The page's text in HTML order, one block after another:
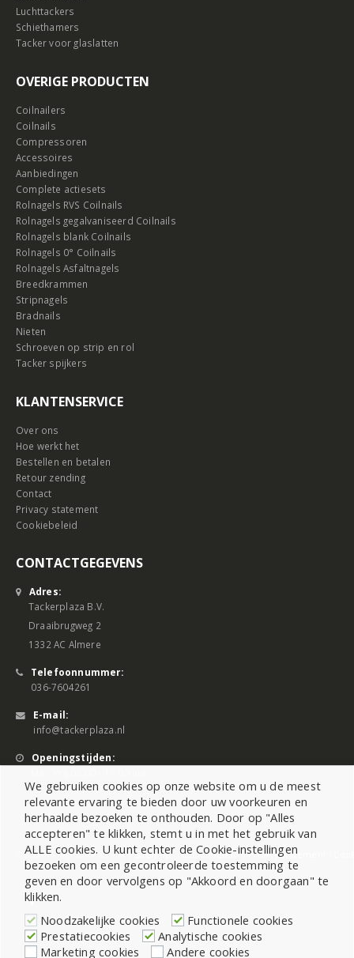
Luchttackers
Schiethamers
Tacker voor glaslatten
OVERIGE PRODUCTEN
Coilnailers
Coilnails
Compressoren
Accessoires
Aanbiedingen
Complete actiesets
Rolnagels RVS Coilnails
Rolnagels gegalvaniseerd Coilnails
Rolnagels blank Coilnails
Rolnagels 0° Coilnails
Rolnagels Asfaltnagels
Breedkrammen
Stripnagels
Bradnails
Nieten
Schroeven op strip en rol
Tacker spijkers
KLANTENSERVICE
Over ons
Hoe werkt het
Bestellen en betalen
Retour zending
Contact
Privacy statement
Cookiebeleid
CONTACTGEGEVENS
Adres:
Tackerplaza B.V.
Draaibrugweg 2
1332 AC Almere
Telefoonnummer:
036-7604261
E-mail:
info@tackerplaza.nl
Openingstijden:
©2026 All Rights Reserved |Sitemap|Cookiebeleid|Privacy Statement
We gebruiken cookies op onze website om u de meest
relevante ervaring te bieden door uw voorkeuren en
herhaalde bezoeken te onthouden. Door op "Alles
accepteren" te klikken, stemt u in met het gebruik van
ALLE cookies. U kunt echter de Cookie-instellingen
bezoeken om een gecontroleerde toestemming te
geven en door vervolgens op "Akkoord en doorgaan" te
klikken.
Noodzakelijke cookies
Functionele cookies
Prestatiecookies
Analytische cookies
Marketing cookies
Andere cookies